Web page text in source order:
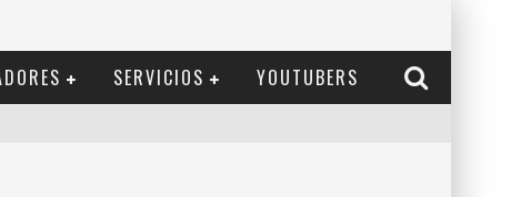
SERVICIOS YOUTUBERS